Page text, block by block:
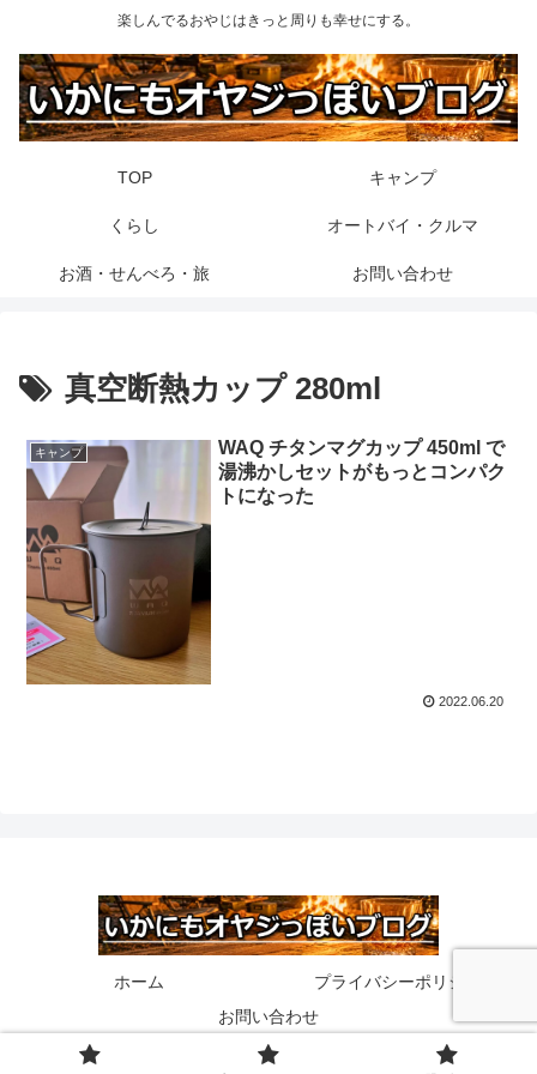
楽しんでるおやじはきっと周りも幸せにする。
TOP キャンプ
くらし オートバイ・クルマ
お酒・せんべろ・旅 お問い合わせ
真空断熱カップ 280ml
キャンプ
WAQ チタンマグカップ 450ml で
湯沸かしセットがもっとコンパク
トになった
2022.06.20
ホーム
プライバシーポリシー
お問い合わせ
© 2020 いかにもオヤジっぽいブログ.